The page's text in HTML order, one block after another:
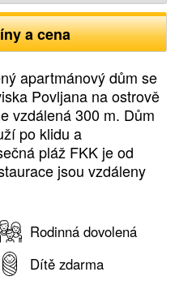
a cena
apartmánový dům se
Povljana na ostrově
vzdálená 300 m. Dům
po klidu a
pláž FKK je od
jsou vzdáleny
Rodinná dovolená
Dítě zdarma